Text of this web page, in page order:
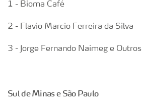
1 - Bioma Café
2 - Flavio Marcio Ferreira da Silva
3 - Jorge Fernando Naimeg e Outros
Sul de Minas e São Paulo